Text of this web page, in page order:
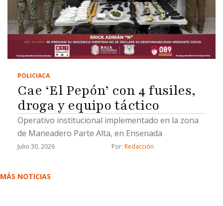
un vehículo Toyota Corolla modelo 2016 por la
cantidad de 110 mil pesos.Tras acordar el
encuentro sobre la calle Ojos Negros, esquina con
Mexicali, en el ejido Francisco Villa Segunda
POLICIACA
Cae ‘El Pepón’ con 4 fusiles,
droga y equipo táctico
Operativo institucional implementado en la zona
de Maneadero Parte Alta, en Ensenada
Julio 30, 2026 Por: Redacción
MÁS NOTICIAS